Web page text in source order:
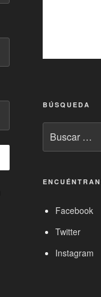
BÚSQUEDA
por:
Facebook
Twitter
Instagram